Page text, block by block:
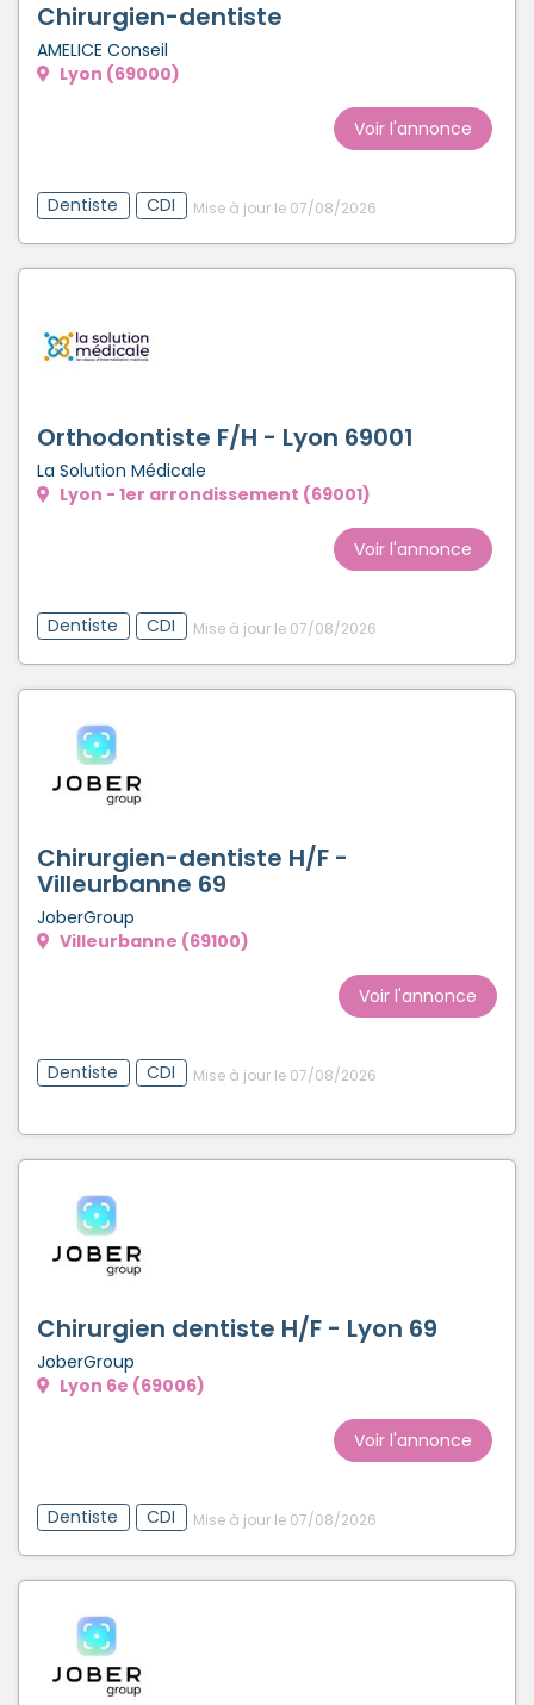
Chirurgien-dentiste
AMELICE Conseil
Lyon (69000)
Voir l'annonce
Dentiste CDI Mise à jour le 07/08/2026
Orthodontiste F/H - Lyon 69001
La Solution Médicale
Lyon - 1er arrondissement (69001)
Voir l'annonce
Dentiste CDI Mise à jour le 07/08/2026
Chirurgien-dentiste H/F -
Villeurbanne 69
JoberGroup
Villeurbanne (69100)
Voir l'annonce
Dentiste CDI Mise à jour le 07/08/2026
Chirurgien dentiste H/F - Lyon 69
JoberGroup
Lyon 6e (69006)
Voir l'annonce
Dentiste CDI Mise à jour le 07/08/2026